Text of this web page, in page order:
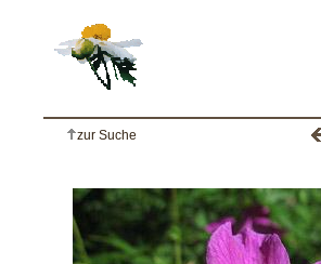
zur Suche